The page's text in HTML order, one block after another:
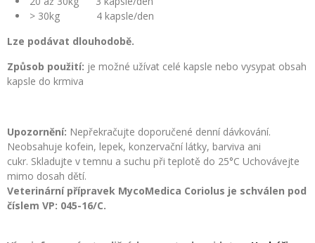
> 30kg 4 kapsle/den
Lze podávat dlouhodobě.
Způsob použití: je možné užívat celé kapsle nebo vysypat obsah
kapsle do krmiva
Upozornění: Nepřekračujte doporučené denní dávkování.
Neobsahuje kofein, lepek, konzervační látky, barviva ani
cukr. Skladujte v temnu a suchu při teplotě do 25°C Uchovávejte
mimo dosah dětí.
Veterinární přípravek MycoMedica Coriolus je schválen pod
číslem VP: 045-16/C.